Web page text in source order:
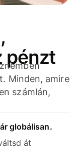
pénzt
Minden, amire
számlán,
globálisan.
át